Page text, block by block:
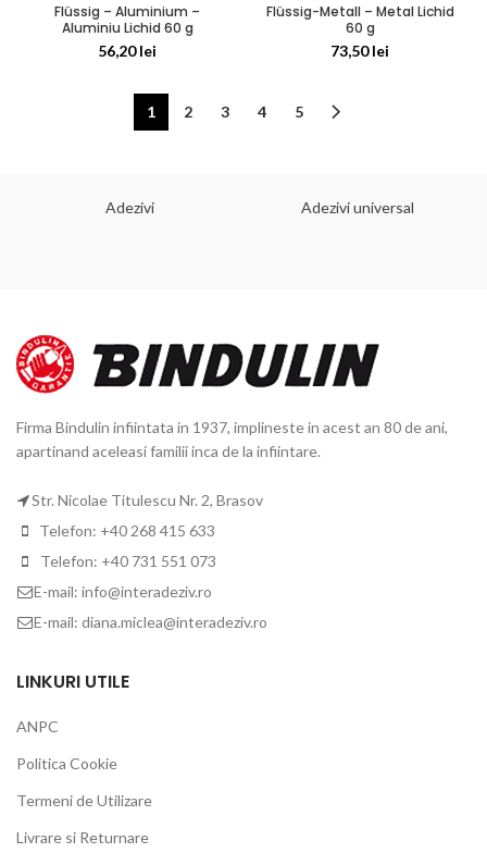
Flüssig – Aluminium –
Aluminiu Lichid 60 g
56,20lei
Flüssig-Metall – Metal Lichid
60 g
73,50lei
1 2 3 4 5
Adezivi Adezivi universal
Firma Bindulin infiintata in 1937, implineste in acest an 80 de ani,
apartinand aceleasi familii inca de la infiintare.
Str. Nicolae Titulescu Nr. 2, Brasov
Telefon: +40 268 415 633
Telefon: +40 731 551 073
E-mail: info@interadeziv.ro
E-mail: diana.miclea@interadeziv.ro
LINKURI UTILE
ANPC
Politica Cookie
Termeni de Utilizare
Livrare si Returnare